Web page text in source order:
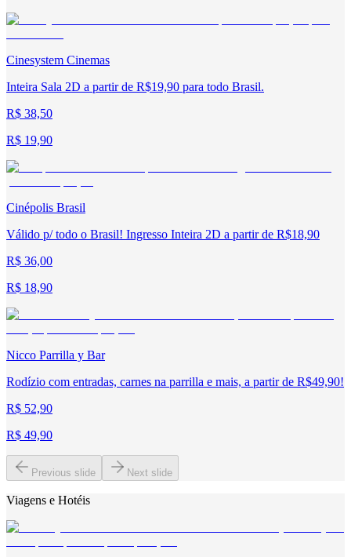
Cinesystem Cinemas
Inteira Sala 2D a partir de R$19,90 para todo Brasil.
R$ 38,50
R$ 19,90
Cinépolis Brasil
Válido p/ todo o Brasil! Ingresso Inteira 2D a partir de R$18,90
R$ 36,00
R$ 18,90
Nicco Parrilla y Bar
Rodízio com entradas, carnes na parrilla e mais, a partir de R$49,90!
R$ 52,90
R$ 49,90
Previous slide Next slide
Viagens e Hotéis